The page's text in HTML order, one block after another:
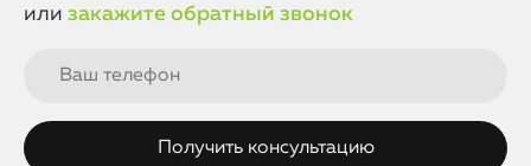
или закажите обратный звонок